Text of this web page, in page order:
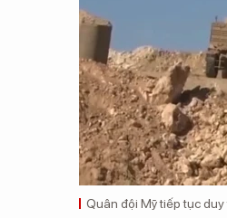
Quân đội Mỹ tiếp tục